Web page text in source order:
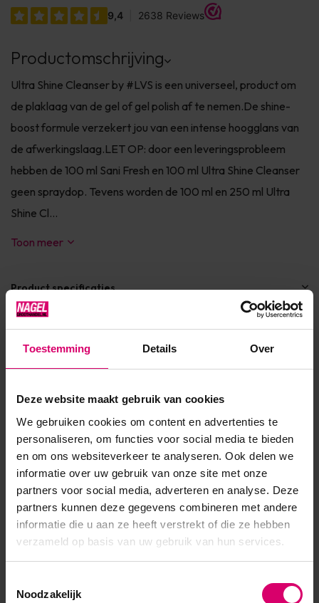
Toestemming Details Over
Deze website maakt gebruik van cookies
We gebruiken cookies om content en advertenties te
personaliseren, om functies voor social media te bieden
en om ons websiteverkeer te analyseren. Ook delen we
informatie over uw gebruik van onze site met onze
partners voor social media, adverteren en analyse. Deze
partners kunnen deze gegevens combineren met andere
informatie die u aan ze heeft verstrekt of die ze hebben
verzameld op basis van uw gebruik van hun services.
Noodzakelijk
Productomschrijving
Ultra Shine Cleanser by #LVS is een universeel, product om
de plaklaag van de gel of gel polish af te nemen.De shine-
boost formule verzekert jou van een intense hoogglans van
de afwerkingslaag.LET OP: door een leveringsprobleem
hebben de 100 ml Sani Fresh en 100 ml Ultra Shine Cleanser
geen spraydop. Tevens worden de 100 ml en 250 ml Ultra
Shine Cl...
Toon meer
Product specificaties
SKU 330036
Reviews
5/ gebaseerd op 1 reviews
Gepost door: Anouk Atteveltop 24
Ben er helemaal weg van!
Schrijf je eigen review